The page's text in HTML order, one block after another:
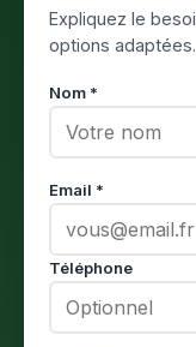
Expliquez le
options adaptées.
Nom *
Email *
Téléphone